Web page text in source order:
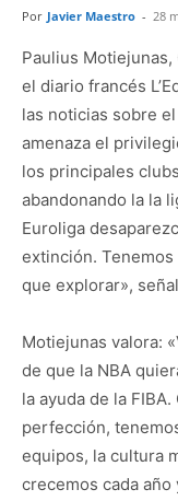
Por Javier Maestro - 28
Paulius Motiejunas,
el diario francés
las noticias sobre
amenaza el
los principales
abandonando la la
Euroliga
extinción.
que explorar»,
Motiejunas valora:
de que la NBA
la ayuda de la
perfección,
equipos, la cultura
crecemos cada